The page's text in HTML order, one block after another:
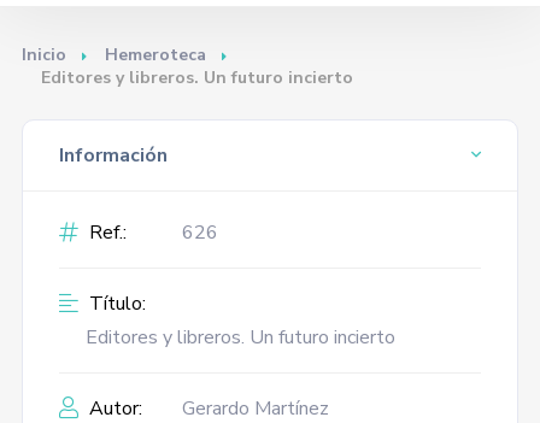
Inicio
Hemeroteca
Editores y libreros. Un futuro incierto
Información
Ref.: 626
Título:
Editores y libreros. Un futuro incierto
Autor: Gerardo Martínez